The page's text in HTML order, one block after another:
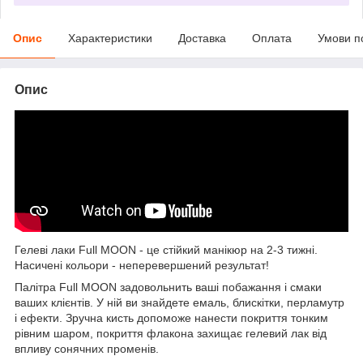
Опис Характеристики Доставка Оплата Умови
Опис
Гелеві лаки Full MOON - це стійкий манікюр на 2-3 тижні.
Насичені кольори - неперевершений результат!
Палітра Full MOON задовольнить ваші побажання і смаки
ваших клієнтів. У ній ви знайдете емаль, блискітки, перламутр
і ефекти. Зручна кисть допоможе нанести покриття тонким
рівним шаром, покриття флакона захищає гелевий лак від
впливу сонячних променів.